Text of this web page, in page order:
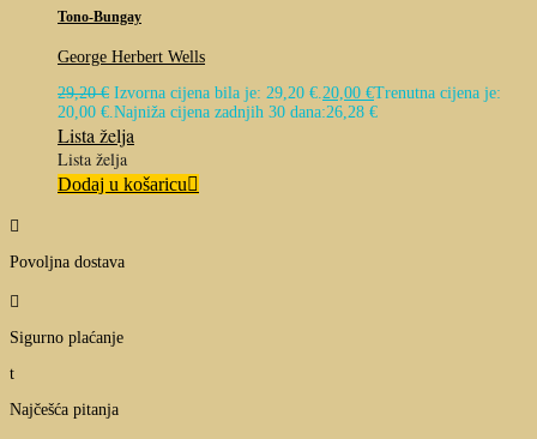
Tono-Bungay
George Herbert Wells
29,20€ Izvorna cijena bila je: 29,20 €.20,00 €Trenutna cijena je:
20,00 €.Najniža cijena zadnjih 30 dana:26,28 €
Lista želja
Lista želja
Dodaj u košaricu

Povoljna dostava

Sigurno plaćanje
t
Najčešća pitanja